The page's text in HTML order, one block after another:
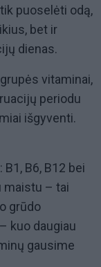
puoselėti odą,
bet ir
dienas.
vitaminai,
periodu
išgyventi.
B6, B12 bei
maistu – tai
grūdo
kuo daugiau
gausime